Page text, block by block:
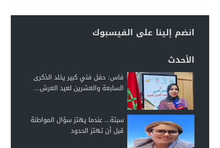
انضم إلينا على الفيسبوك
الأحدث
فاس: حفل فني كبير يخلد الذكرى
السابعة والعشرين لعيد العرش...
سبتة… عندما يهتز سؤال المواطنة
قبل أن تهتز الحدود